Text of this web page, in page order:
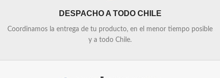
DESPACHO A TODO CHILE
Coordinamos la entrega de tu producto, en el menor tiempo posible
y a todo Chile.